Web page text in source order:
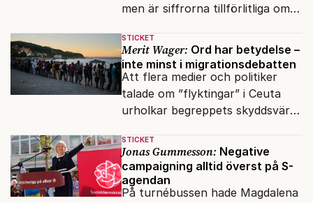
men är siffrorna tillförlitliga om
anmäla brott?
STICKET
Merit Wager: Ord har betydelse –
inte minst i migrationsdebatten
Att flera medier och politiker
talade om ”flyktingar” i Ceuta
urholkar begreppets skyddsvärde
och förföljelse.
STICKET
Jonas Gummesson: Negative
campaigning alltid överst på S-
agendan
På turnébussen hade Magdalena